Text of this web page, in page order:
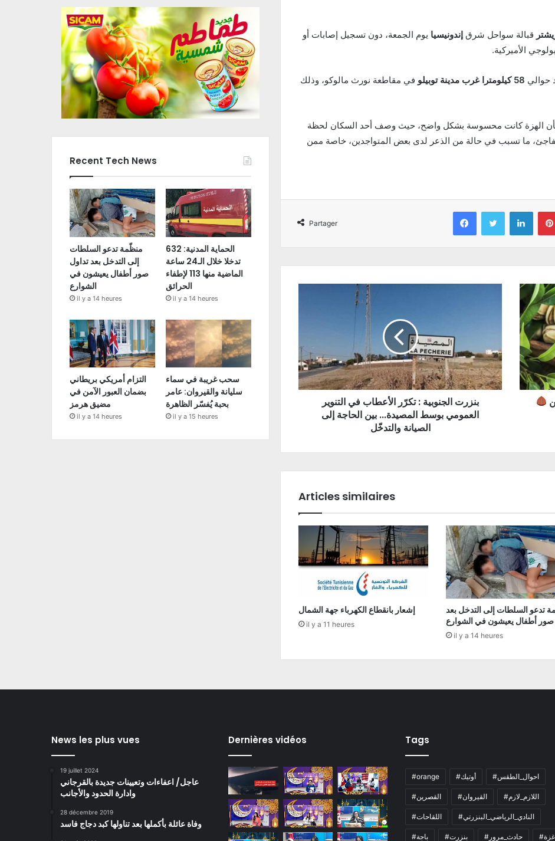
قبالة سواحل شرق إندونيسيا يوم الجمعة، دون تسجيل إصابات أو
الأميركية.
حوالي 58 كيلومترا غرب مدينة توبيلو
في مقاطعة نورث مالوكو، وذلك
بأن الهزة كانت محسوسة بشكل واضح، حيث وصف أحد السكان لحظة
ما تسبب في حالة من الذعر لدى بعض المتواجدين، خاصة ممن
Partager
Facebook Twitter Linkedin
بنزرت الجنوبية : تكرّر الأعطاب في التنوير
العمومي بوسط المصيدة... بين الحاجة إلى
الصيانة والتدخّل
Articles similaires
إشعار بانقطاع الكهرباء جهة الشمال
il y a 11 heures
تدعو السلطات إلى التدخل بعد
صور أطفال يعيشون في الشوارع
il y a 14 heures
Recent Tech News
منظّمة تدعو السلطات
إلى التدخل بعد تداول
صور أطفال يعيشون في
الشوارع
il y a 14 heures
الحماية المدنية: 632
تدخلا خلال الـ24 ساعة
الماضية منها 113 لإطفاء
الحرائق
il y a 14 heures
التزام أمريكي بريطاني
بضمان العبور الآمن في
مضيق هرمز
il y a 14 heures
سحب غريبة في سماء
سليانة والقيروان: عامر
بحبة يُفسّر الظاهرة
il y a 15 heures
News les plus vues
19 juillet 2024
عاجل/ اعفاءات وتعيينات جديدة بالقرجاني
وادارة الحدود والأجانب
28 décembre 2019
وفاة عائلة بأكملها بعد تناولها كبد دجاج فاسد
Dernières vidéos Tags
#orange #أوتيك #احوال_الطقس
#القصرين #القيروان #اللازم_لازم
#اللقاحات #النادي_الرياضي_البنزرتي
#باجة #بنزرت #حادث_مرور #غزة